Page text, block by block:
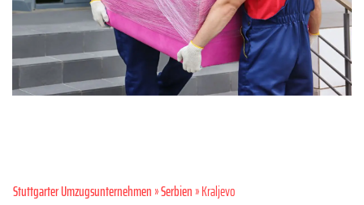
Stuttgarter Umzugsunternehmen»Serbien» Kraljevo